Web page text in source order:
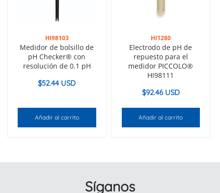
HI98103
Medidor de bolsillo de
pH Checker® con
resolución de 0.1 pH
$52.44 USD
Añadir al carrito
HI1280
Electrodo de pH de
repuesto para el
medidor PICCOLO®
HI98111
$92.46 USD
Añadir al carrito
Síganos